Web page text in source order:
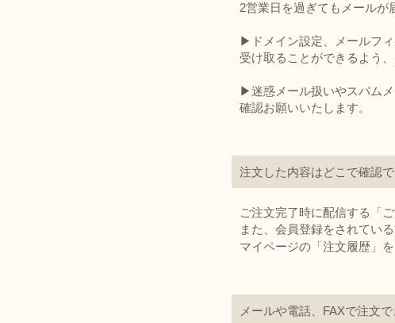
2営業日を過ぎてもメールが
▶︎ドメイン設定、メールフ
受け取ることができるよう
▶︎迷惑メール扱いやスパム
確認お願いいたします。
注文した内容はどこで確認で
ご注文完了時に配信する「
また、会員登録をされている
マイページの「注文履歴」を
メールや電話、FAXで注文で